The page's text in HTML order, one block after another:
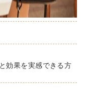
効果を実感できる方